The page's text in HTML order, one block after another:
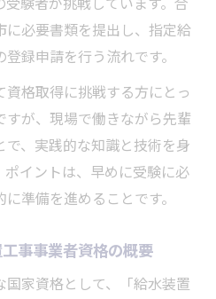
容を理解して水道工事に
合格率と試験内容をチェ
置工事資格取得に果たす
得に必要な知識
験者が挑戦しています。合
必要書類を提出し、指定給
録申請を行う流れです。
格取得に挑戦する方にとっ
が、現場で働きながら先輩
、実践的な知識と技術を身
イントは、早めに受験に必
準備を進めることです。
事事業者資格の概要
家資格として、「給水装置